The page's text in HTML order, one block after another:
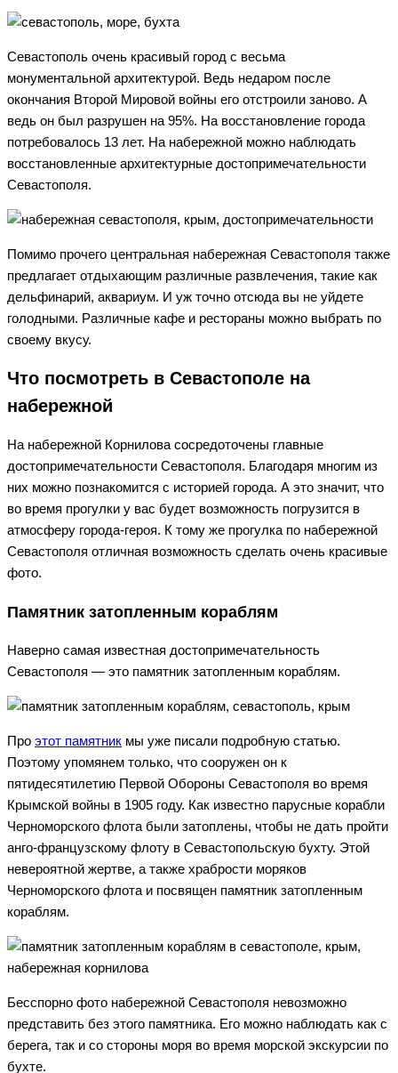
Севастополь очень красивый город с весьма
монументальной архитектурой. Ведь недаром после
окончания Второй Мировой войны его отстроили заново. А
ведь он был разрушен на 95%. На восстановление города
потребовалось 13 лет. На набережной можно наблюдать
восстановленные архитектурные достопримечательности
Севастополя.
Помимо прочего центральная набережная Севастополя также
предлагает отдыхающим различные развлечения, такие как
дельфинарий, аквариум. И уж точно отсюда вы не уйдете
голодными. Различные кафе и рестораны можно выбрать по
своему вкусу.
Что посмотреть в Севастополе на
набережной
На набережной Корнилова сосредоточены главные
достопримечательности Севастополя. Благодаря многим из
них можно познакомится с историей города. А это значит, что
во время прогулки у вас будет возможность погрузится в
атмосферу города-героя. К тому же прогулка по набережной
Севастополя отличная возможность сделать очень красивые
фото.
Памятник затопленным кораблям
Наверно самая известная достопримечательность
Севастополя — это памятник затопленным кораблям.
Про этот памятник мы уже писали подробную статью.
Поэтому упомянем только, что сооружен он к
пятидесятилетию Первой Обороны Севастополя во время
Крымской войны в 1905 году. Как известно парусные корабли
Черноморского флота были затоплены, чтобы не дать пройти
анго-французскому флоту в Севастопольскую бухту. Этой
невероятной жертве, а также храбрости моряков
Черноморского флота и посвящен памятник затопленным
кораблям.
Бесспорно фото набережной Севастополя невозможно
представить без этого памятника. Его можно наблюдать как с
берега, так и со стороны моря во время морской экскурсии по
бухте.